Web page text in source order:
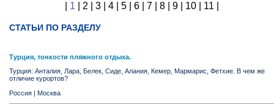
1| 2| 3| 4| 5| 6| 7 8| 9| 10| 11|
СТАТЬИ ПО РАЗДЕЛУ
Турция, тонкости пляжного отдыха.
Турция: Анталия, Лара, Белек, Сиде, Алания, Кемер, Мармарис, Фетхие. В чем же
отличие курортов?
Россия
Москва